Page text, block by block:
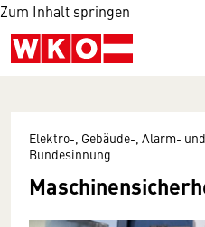
Zum Inhalt springen
Elektro-, Gebäude-, Alarm-
Bundesinnung